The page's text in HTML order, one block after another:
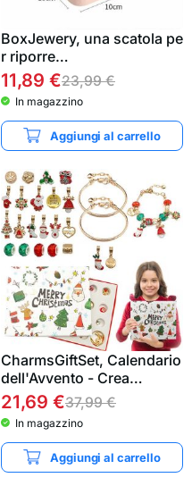
BoxJewery, una scatola pe
r riporre…
11,89 €23,99€
In magazzino
Aggiungi al carrello
CharmsGiftSet, Calendario
dell'Avvento - Crea…
21,69 €37,99€
In magazzino
Aggiungi al carrello